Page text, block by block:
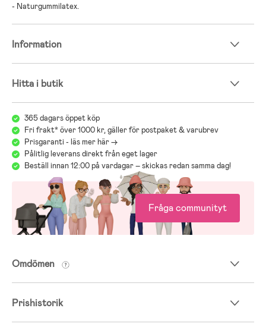
- Naturgummilatex.
Information
Hitta i butik
365 dagars öppet köp
Fri frakt* över 1000 kr, gäller för postpaket & varubrev
Prisgaranti - läs mer här ->
Pålitlig leverans direkt från eget lager
Beställ innan 12:00 på vardagar – skickas redan samma dag!
Fråga communityt
Omdömen
Prishistorik